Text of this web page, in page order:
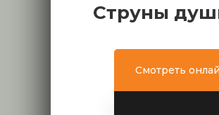
Струны
Смотреть